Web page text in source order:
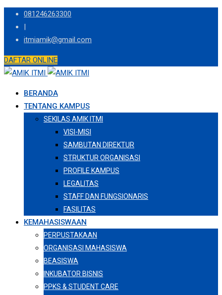
Skip
content
081246263300
|
itmiamik@gmail.com
DAFTAR ONLINE
BERANDA
TENTANG KAMPUS
SEKILAS AMIK ITMI
VISI-MISI
SAMBUTAN DIREKTUR
STRUKTUR ORGANISASI
PROFILE KAMPUS
LEGALITAS
STAFF DAN FUNGSIONARIS
FASILITAS
KEMAHASISWAAN
PERPUSTAKAAN
ORGANISASI MAHASISWA
BEASISWA
INKUBATOR BISNIS
PPKS & STUDENT CARE